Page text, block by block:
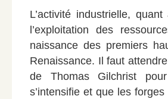
L’activité industrielle,
l’exploitation des
naissance des premiers
Renaissance. Il faut
de Thomas Gilchrist
s’intensifie et que les